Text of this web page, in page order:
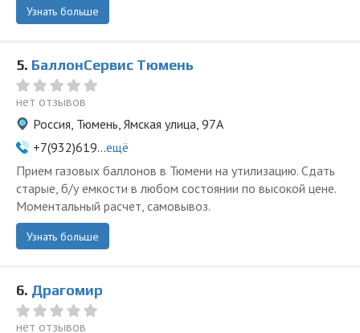
Узнать больше
5. БаллонСервис Тюмень
нет отзывов
Россия, Тюмень, Ямская улица, 97А
+7(932)619...ещё
Прием газовых баллонов в Тюмени на утилизацию. Сдать
старые, б/у емкости в любом состоянии по высокой цене.
Моментальный расчет, самовывоз.
Узнать больше
6. Драгомир
нет отзывов